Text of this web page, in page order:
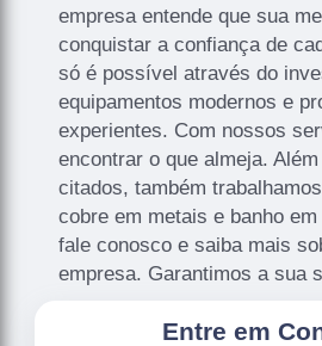
empresa entende que sua
conquistar a confiança de
só é possível através do
equipamentos modernos e
experientes. Com nossos
encontrar o que almeja.
citados, também
cobre em metais e banho
fale conosco e saiba mais
empresa. Garantimos a sua
Entre em